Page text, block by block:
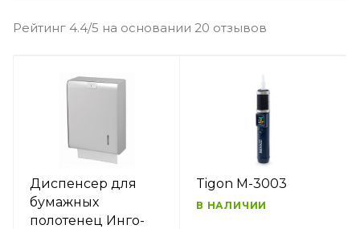
Рейтинг 4.4/5 на основании 20 отзывов
Диспенсер для
бумажных
полотенец Инго-
Tigon M-3003
В НАЛИЧИИ